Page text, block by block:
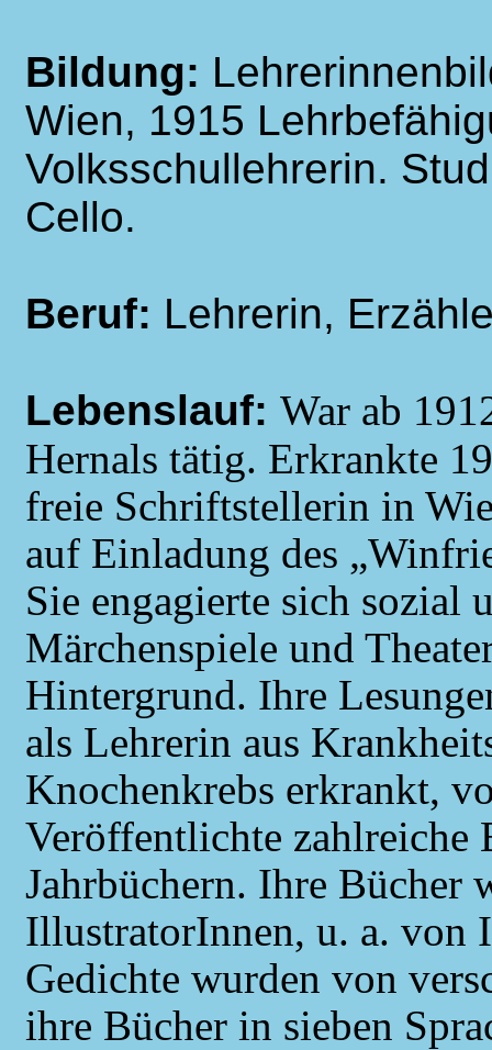
Bildung:
Wien, 1915
Volksschullehrerin.
Cello.
Beruf: Lehrerin,
Lebenslauf: War ab
Hernals tätig. Erkrankte
freie Schriftstellerin in
auf Einladung des
Sie engagierte sich sozial
Märchenspiele und
Hintergrund. Ihre
als Lehrerin aus
Knochenkrebs erkrankt,
Veröffentlichte zahlreiche
Jahrbüchern. Ihre Bücher
IllustratorInnen, u. a. von
Gedichte wurden von
ihre Bücher in sieben